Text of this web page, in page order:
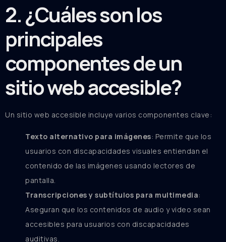
2. ¿Cuáles son los
principales
componentes de un
sitio web accesible?
Un sitio web accesible incluye varios componentes clave:
Texto alternativo para imágenes: Permite que los
usuarios con discapacidades visuales entiendan el
contenido de las imágenes usando lectores de
pantalla.
Transcripciones y subtítulos para multimedia:
Aseguran que los contenidos de audio y video sean
accesibles para usuarios con discapacidades
auditivas.